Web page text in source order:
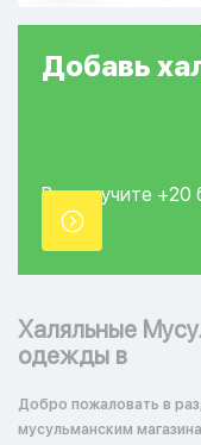
Добавь
Вы получите +20
точки.
Халяльные
одежды в
Добро пожаловать в
мусульманским магазинам одежды в . Мы